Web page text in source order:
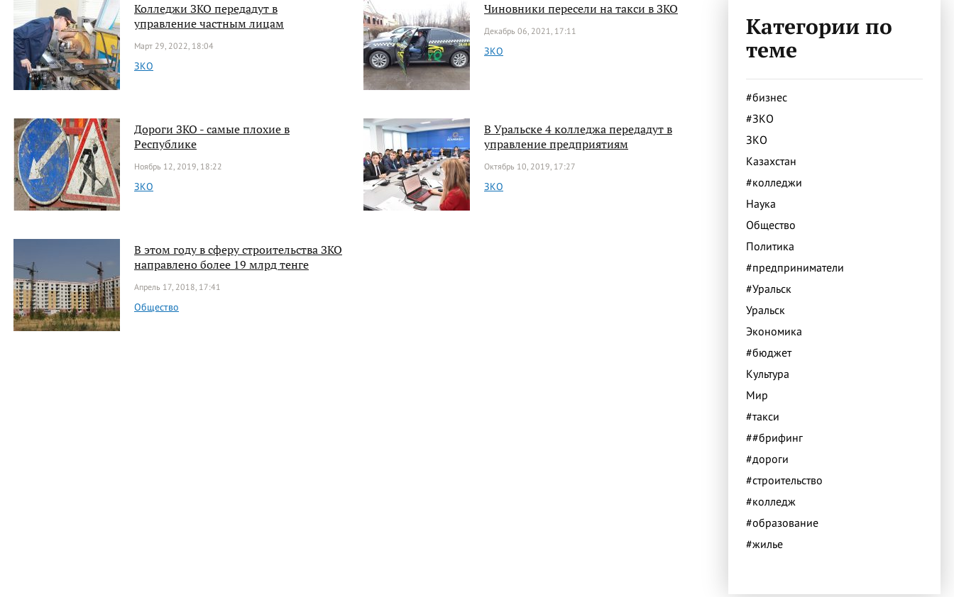
Колледжи ЗКО передадут в
управление частным лицам
Март 29, 2022, 18:04
ЗКО
Чиновники пересели на такси в ЗКО
Декабрь 06, 2021, 17:11
ЗКО
Дороги ЗКО - самые плохие в
Республике
Ноябрь 12, 2019, 18:22
ЗКО
В Уральске 4 колледжа передадут в
управление предприятиям
Октябрь 10, 2019, 17:27
ЗКО
В этом году в сферу строительства ЗКО
направлено более 19 млрд тенге
Апрель 17, 2018, 17:41
Общество
Категории по
теме
#бизнес
#ЗКО
ЗКО
Казахстан
#колледжи
Наука
Общество
Политика
#предприниматели
#Уральск
Уральск
Экономика
#бюджет
Культура
Мир
#такси
##брифинг
#дороги
#строительство
#колледж
#образование
#жилье